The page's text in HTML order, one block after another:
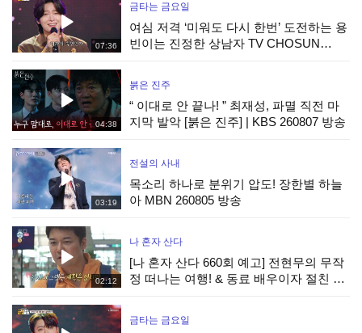
07:36
금타는 금요일
여심 저격 ‘미워도 다시 한번’ 도전하는 용
빈이는 진정한 상남자 TV CHOSUN
04:38
붉은 진주
“ 이대로 안 끝나! ” 최재성, 파멸 직전 마
지막 발악 [붉은 진주] | KBS 260807 방송
03:19
전설의 사내
목소리 하나로 분위기 압도! 장한별 하늘
아 MBN 260805 방송
02:12
나 혼자 산다
[나 혼자 산다 660회 예고] 전현무의 무작
정 떠나는 여행! & 동료 배우이자 절친 현
금타는 금요일